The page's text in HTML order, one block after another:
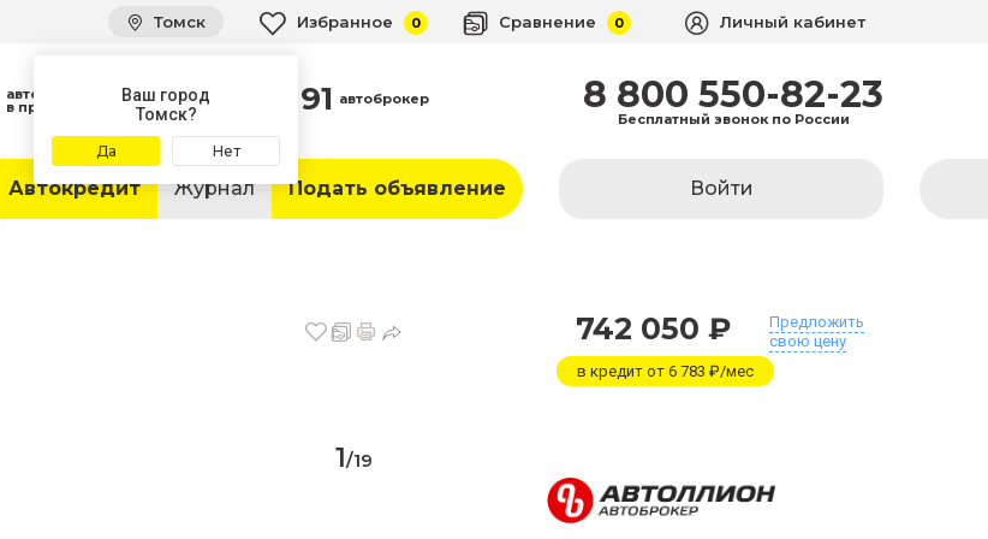
Томск
Ваш город
Томск?
Да Нет
Избранное 0 Сравнение 0 Личный кабинет
автомобиля
в продаже 91 автоброкер 8 800 550-82-23
Бесплатный звонок по России
Автокредит Журнал Подать объявление Войти
742 050 ₽
Предложить
свою цену
в кредит от 6 783 ₽/мес
1/19